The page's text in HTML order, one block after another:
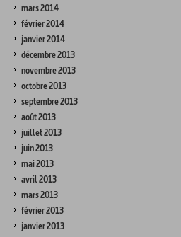
mars 2014
février 2014
janvier 2014
décembre 2013
novembre 2013
octobre 2013
septembre 2013
août 2013
juillet 2013
juin 2013
mai 2013
avril 2013
mars 2013
février 2013
janvier 2013